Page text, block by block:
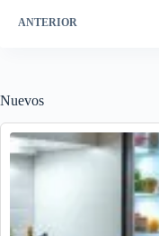
ANTERIOR
Nuevos